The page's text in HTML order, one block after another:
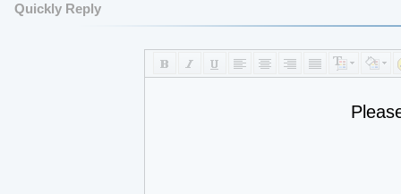
Quickly Reply